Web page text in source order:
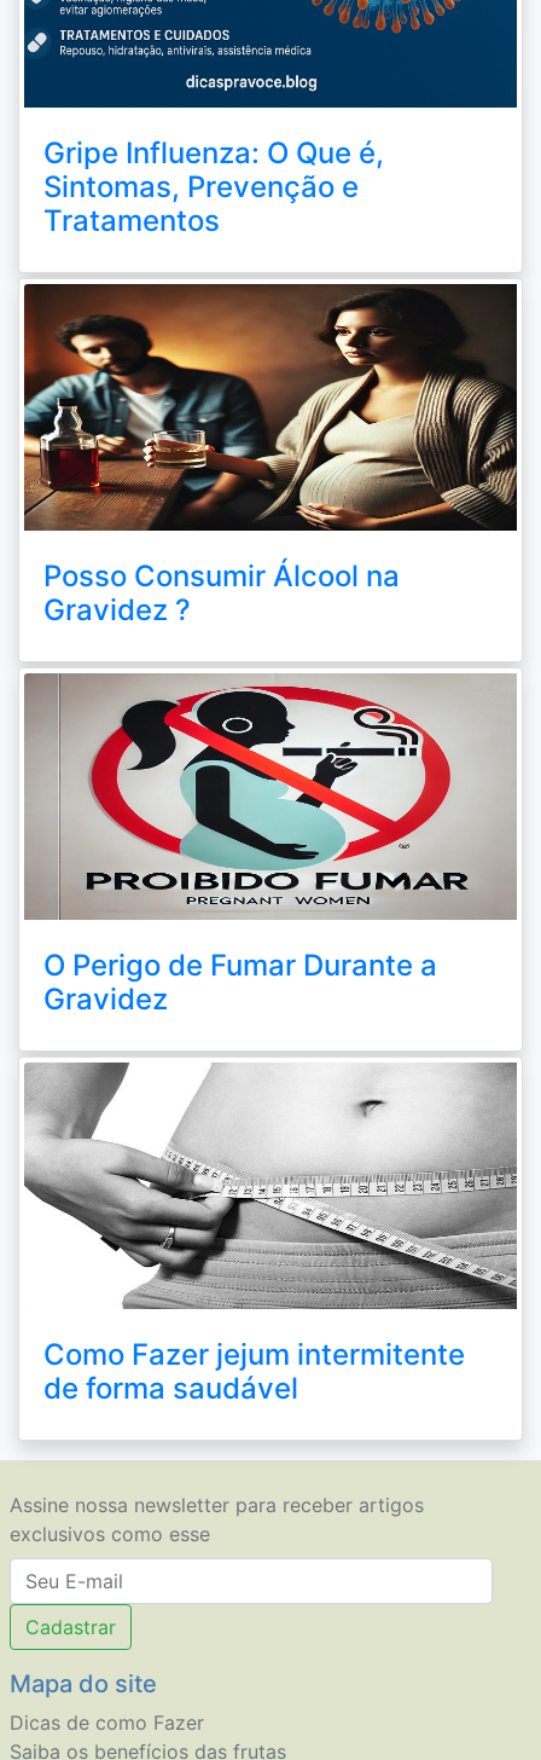
Gripe Influenza: O Que é,
Sintomas, Prevenção e
Tratamentos
Posso Consumir Álcool na
Gravidez ?
O Perigo de Fumar Durante a
Gravidez
Como Fazer jejum intermitente
de forma saudável
Assine nossa newsletter para receber artigos
exclusivos como esse
Cadastrar
Mapa do site
Dicas de como Fazer
Saiba os benefícios das frutas